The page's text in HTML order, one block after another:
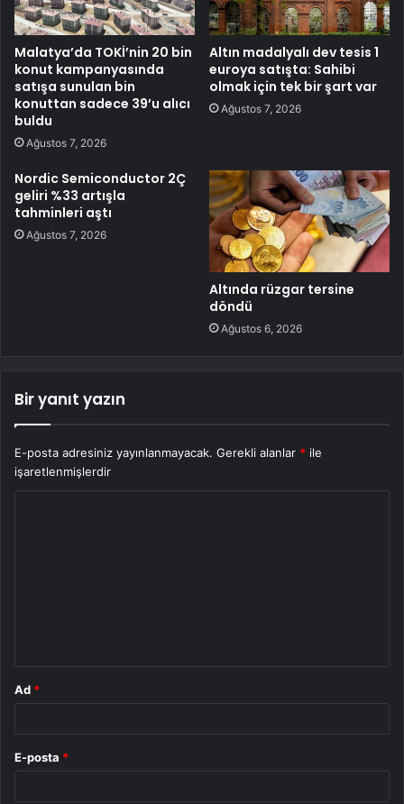
Malatya’da TOKİ’nin 20 bin
konut kampanyasında
satışa sunulan bin
konuttan sadece 39’u alıcı
buldu
Ağustos 7, 2026
Altın madalyalı dev tesis 1
euroya satışta: Sahibi
olmak için tek bir şart var
Ağustos 7, 2026
Nordic Semiconductor 2Ç
geliri %33 artışla
tahminleri aştı
Ağustos 7, 2026
Altında rüzgar tersine
döndü
Ağustos 6, 2026
Bir yanıt yazın
E-posta adresiniz yayınlanmayacak. Gerekli alanlar * ile
işaretlenmişlerdir
Ad *
E-posta *